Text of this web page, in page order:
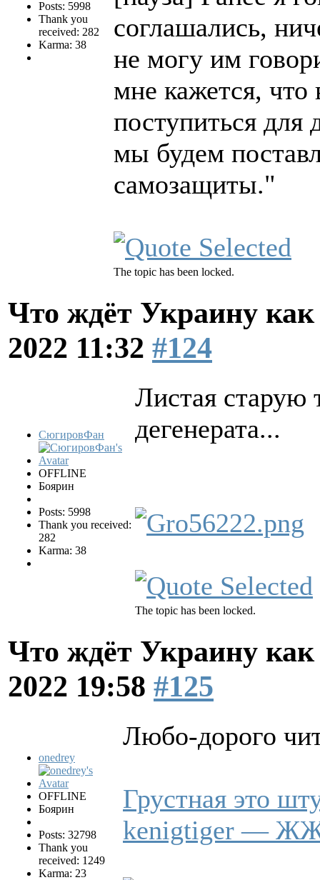
Posts: 5998
Thank you
received: 282
Karma: 38
соглашались,
не могу им
мне кажется, что
поступиться
мы будем
самозащиты."
The topic has been locked.
Что ждёт Украину как
2022 11:32 #124
СюгировФан
OFFLINE
Боярин
Posts: 5998
Thank you received:
282
Karma: 38
Листая старую
дегенерата...
The topic has been locked.
Что ждёт Украину как
2022 19:58 #125
onedrey
OFFLINE
Боярин
Posts: 32798
Thank you
received: 1249
Karma: 23
Любо-дорого
Грустная это
kenigtiger —